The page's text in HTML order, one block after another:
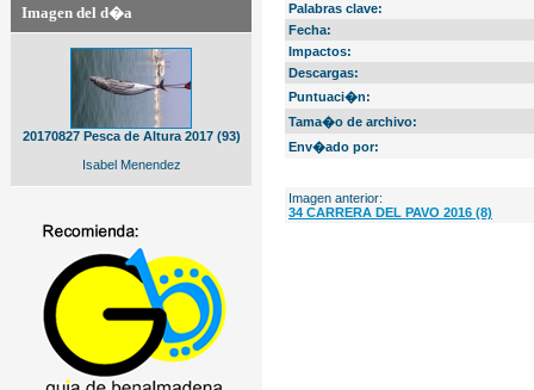
Imagen del d�a
20170827 Pesca de Altura 2017 (93)
Isabel Menendez
Palabras clave:
Fecha:
Impactos:
Descargas:
Puntuaci�n:
Tama�o de archivo:
Env�ado por:
Imagen anterior:
34 CARRERA DEL PAVO 2016 (8)